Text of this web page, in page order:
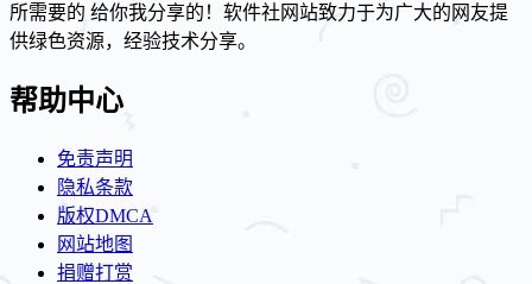
所需要的 给你我分享的！软件社网站致力于为广大的网友提
供绿色资源，经验技术分享。
帮助中心
免责声明
隐私条款
版权DMCA
网站地图
捐赠打赏